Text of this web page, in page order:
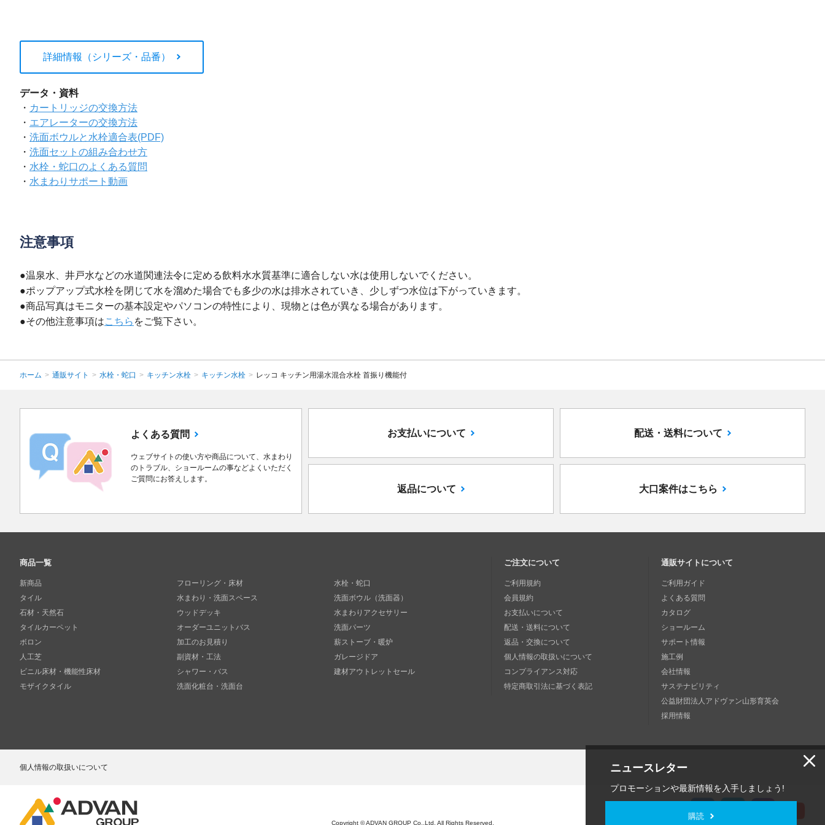
ニュースレター
プロモーションや最新情報を入手しましょう!
購読
詳細情報（シリーズ・品番）
データ・資料
・ カートリッジの交換方法
・ エアレーターの交換方法
・ 洗面ボウルと水栓適合表(PDF)
・ 洗面セットの組み合わせ方
・ 水栓・蛇口のよくある質問
・ 水まわりサポート動画
注意事項
●温泉水、井戸水などの水道関連法令に定める飲料水水質基準に適合しない水は使用しないでください。
●ポップアップ式水栓を閉じて水を溜めた場合でも多少の水は排水されていき、少しずつ水位は下がっていきます。
●商品写真はモニターの基本設定やパソコンの特性により、現物とは色が異なる場合があります。
●その他注意事項はこちら をご覧下さい。
ホーム > 通販サイト > 水栓・蛇口 > キッチン水栓 > キッチン水栓 > レッコ キッチン用湯水混合水栓 首振り機能付
よくある質問
ウェブサイトの使い方や商品について、水まわり
のトラブル、ショールームの事などよくいただく
ご質問にお答えします。
お支払いについて
返品について
配送・送料について
大口案件はこちら
商品一覧
新商品
タイル
石材・天然石
タイルカーペット
ボロン
人工芝
ビニル床材・機能性床材
モザイクタイル
フローリング・床材
水まわり・洗面スペース
ウッドデッキ
オーダーユニットバス
加工のお見積り
副資材・工法
シャワー・バス
洗面化粧台・洗面台
水栓・蛇口
洗面ボウル（洗面器）
水まわりアクセサリー
洗面パーツ
薪ストーブ・暖炉
ガレージドア
建材アウトレットセール
ご注文について
ご利用規約
会員規約
お支払いについて
配送・送料について
返品・交換について
個人情報の取扱いについて
コンプライアンス対応
特定商取引法に基づく表記
通販サイトについて
ご利用ガイド
よくある質問
カタログ
ショールーム
サポート情報
施工例
会社情報
サステナビリティ
公益財団法人アドヴァン山形育英会
採用情報
個人情報の取扱いについて
Copyright © ADVAN GROUP Co.,Ltd. All Rights Reserved.